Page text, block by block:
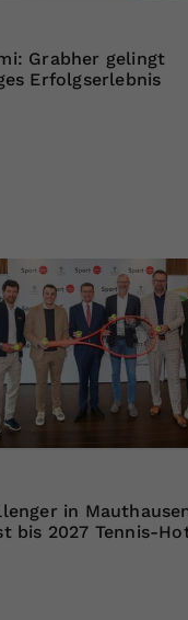
Grabher gelingt
Erfolgserlebnis
in
bis 2027 Tennis-